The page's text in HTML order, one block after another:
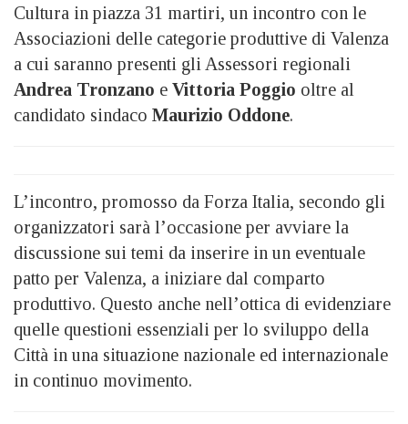
Cultura in piazza 31 martiri, un incontro con le
Associazioni delle categorie produttive di Valenza
a cui saranno presenti gli Assessori regionali
Andrea Tronzano e Vittoria Poggio oltre al
candidato sindaco Maurizio Oddone.
L’incontro, promosso da Forza Italia, secondo gli
organizzatori sarà l’occasione per avviare la
discussione sui temi da inserire in un eventuale
patto per Valenza, a iniziare dal comparto
produttivo. Questo anche nell’ottica di evidenziare
quelle questioni essenziali per lo sviluppo della
Città in una situazione nazionale ed internazionale
in continuo movimento.